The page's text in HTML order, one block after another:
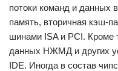
потоки команд и
память, вторичная кэш-
шинами ISA и PCI. Кроме
данных НЖМД и других
IDE. Иногда в состав